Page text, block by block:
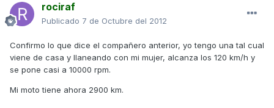
rociraf
Publicado 7 de Octubre del 2012
Confirmo lo que dice el compañero anterior, yo tengo una tal cual
viene de casa y llaneando con mi mujer, alcanza los 120 km/h y
se pone casi a 10000 rpm.
Mi moto tiene ahora 2900 km.